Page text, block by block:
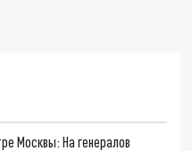
Москвы: На генералов